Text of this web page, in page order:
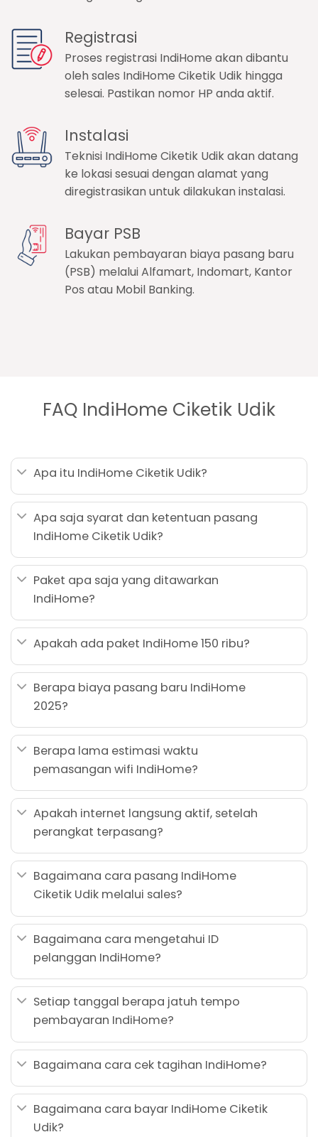
Registrasi
Proses registrasi IndiHome akan dibantu
oleh sales IndiHome Ciketik Udik hingga
selesai. Pastikan nomor HP anda aktif.
Instalasi
Teknisi IndiHome Ciketik Udik akan datang
ke lokasi sesuai dengan alamat yang
diregistrasikan untuk dilakukan instalasi.
Bayar PSB
Lakukan pembayaran biaya pasang baru
(PSB) melalui Alfamart, Indomart, Kantor
Pos atau Mobil Banking.
FAQ IndiHome Ciketik Udik
Apa itu IndiHome Ciketik Udik?
Apa saja syarat dan ketentuan pasang
IndiHome Ciketik Udik?
Paket apa saja yang ditawarkan
IndiHome?
Apakah ada paket IndiHome 150 ribu?
Berapa biaya pasang baru IndiHome
2025?
Berapa lama estimasi waktu
pemasangan wifi IndiHome?
Apakah internet langsung aktif, setelah
perangkat terpasang?
Bagaimana cara pasang IndiHome
Ciketik Udik melalui sales?
Bagaimana cara mengetahui ID
pelanggan IndiHome?
Setiap tanggal berapa jatuh tempo
pembayaran IndiHome?
Bagaimana cara cek tagihan IndiHome?
Bagaimana cara bayar IndiHome Ciketik
Udik?